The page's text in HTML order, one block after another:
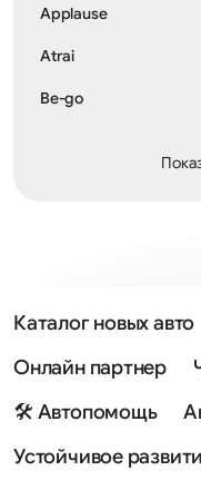
Applause
Atrai
Be-go
Каталог новых авто
Онлайн партнер
🛠 Автопомощь
Устойчивое